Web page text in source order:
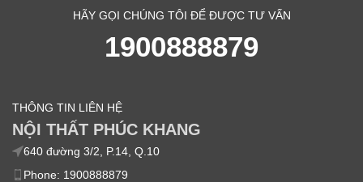
HÃY GỌI CHÚNG TÔI ĐỂ ĐƯỢC TƯ VẤN
1900888879
THÔNG TIN LIÊN HỆ
NỘI THẤT PHÚC KHANG
640 đường 3/2, P.14, Q.10
Phone: 1900888879